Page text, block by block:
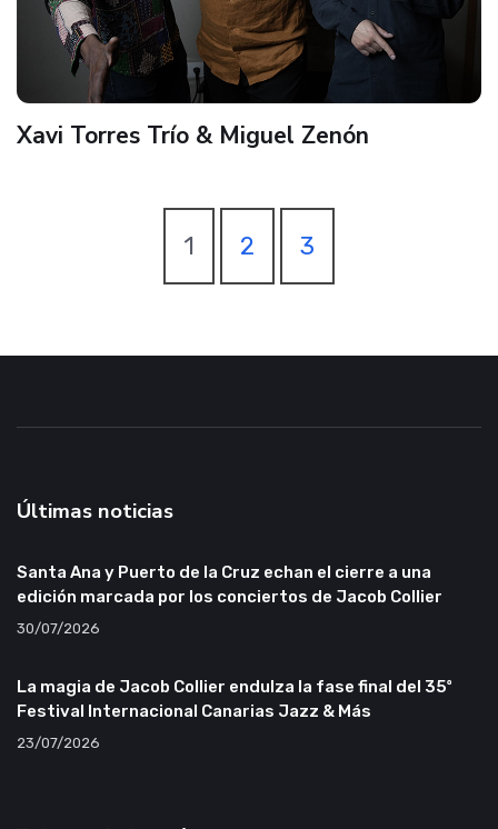
Xavi Torres Trío & Miguel Zenón
1 2 3
Últimas noticias
Santa Ana y Puerto de la Cruz echan el cierre a una
edición marcada por los conciertos de Jacob Collier
30/07/2026
La magia de Jacob Collier endulza la fase final del 35º
Festival Internacional Canarias Jazz & Más
23/07/2026